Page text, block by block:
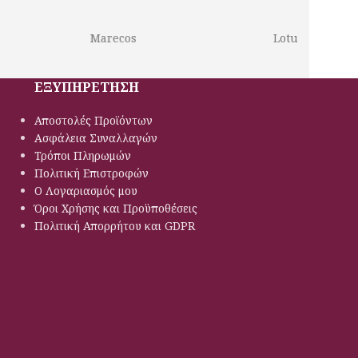
ΕΞΥΠΗΡΕΤΗΣΗ
Αποστολές Προϊόντων
Ασφάλεια Συναλλαγών
Τρόποι Πληρωμών
Πολιτική Eπιστροφών
Ο Λογαριασμός μου
Όροι Χρήσης και Προϋποθέσεις
Πολιτική Απορρήτου και GDPR